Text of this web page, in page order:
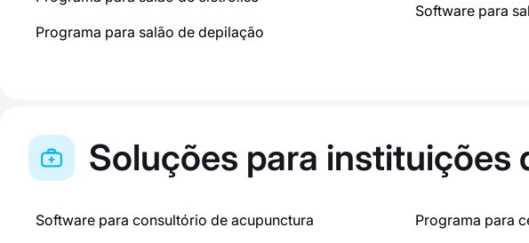
Programa para salão de depilação
Software para
Soluções para instituições
Software para consultório de acupunctura
Programa para